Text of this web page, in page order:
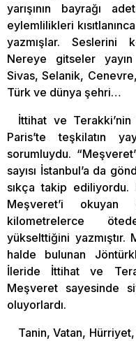
yarışının bayrağı
eylemlilikleri
yazmışlar. Seslerini
Nereye gitseler yayın
Sivas, Selanik,
Türk ve dünya şehri…
İttihat ve
Paris’te teşkilatın
sorumluydu.
sayısı İstanbul’a da
sıkça takip ediliyordu.
Meşveret’i
kilometrelerce
yükselttiğini yazmıştır.
halde bulunan
İleride İttihat ve
Meşveret sayesinde
oluyorlardı.
Tanin, Vatan,